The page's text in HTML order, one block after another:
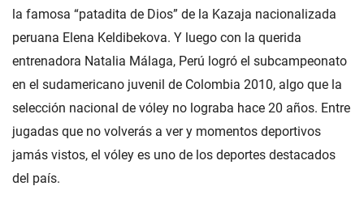
la famosa “patadita de Dios” de la Kazaja nacionalizada
peruana Elena Keldibekova. Y luego con la querida
entrenadora Natalia Málaga, Perú logró el subcampeonato
en el sudamericano juvenil de Colombia 2010, algo que la
selección nacional de vóley no lograba hace 20 años. Entre
jugadas que no volverás a ver y momentos deportivos
jamás vistos, el vóley es uno de los deportes destacados
del país.